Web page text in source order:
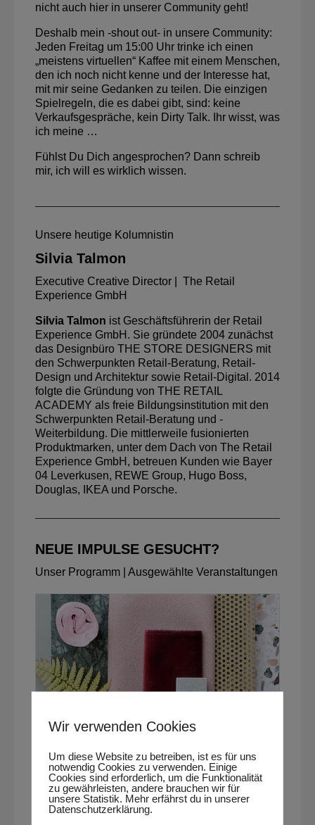
nicht auch hier in unserer Community geht!
Deshalb mein -shout out- in unsere Community:
Jeden Freitag um 15:00 Uhr trinke ich einen
„meistens virtuellen“ Kaffee mit einem Menschen,
den ich noch nicht kenne und der Interesse hat,
mit mir seine Gedanken zu teilen. Die einzigen
Spielregeln, die es dabei gibt, sind: keine
Verkaufsgespräche, kein Dirty Talk. Ihr wisst, was
ich meine …
Fühlst Du Dich angesprochen? Dann schreib
mir, ich will es wirklich wissen.
Unsere heutige Kolumnistin
Silvia Talmon
Executive Creative Director | The Retail
Experience GmbH
Silvia Talmon ist Geschäftsführerin der Retail
Experience GmbH. Sie gründete 2004 zunächst
das Designbüro THE STORE DESIGNERS mit
den Schwerpunkten Retail-Beratung, Retail-
Design und Architektur sowie Retail-Digital. 2014
folgte die Gründung von THE RETAIL
ACADEMY als freie Bildungsinstitution mit den
Schwerpunkten Retail-Beratung und -
Weiterbildung. Die mittlerweile fusionierten
Produktmarken, unter dem Dach von The Retail
Experience GmbH, betreuen Kunden wie Bayer
04 Leverkusen, REWE Group, Hugo Boss,
Douglas, IKEA und Porsche.
NEUE IMPULSE GESUCHT?
Unser Programm | Ausgewählte Veranstaltungen
NEUE TRENDMATERIALIEN AM POS
Trends fühlen: Materialien live erleben
Wir verwenden Cookies
Um diese Website zu betreiben, ist es für uns
notwendig Cookies zu verwenden. Einige
Cookies sind erforderlich, um die Funktionalität
zu gewährleisten, andere brauchen wir für
unsere Statistik. Mehr erfährst du in unserer
Datenschutzerklärung.